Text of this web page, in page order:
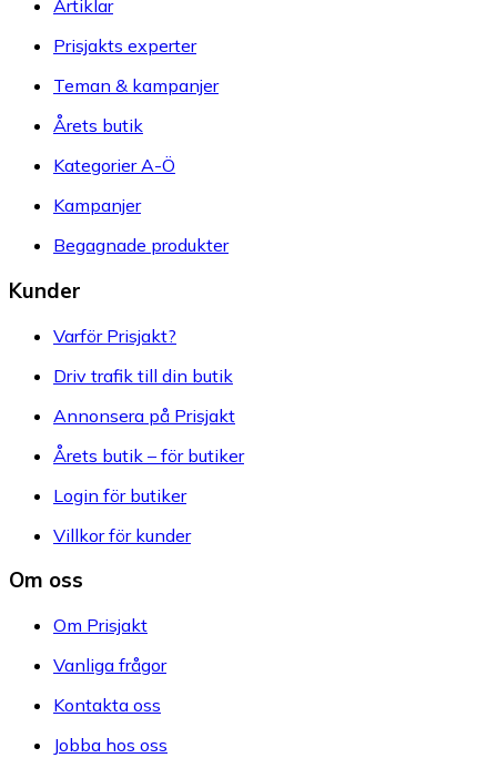
Artiklar
Prisjakts experter
Teman & kampanjer
Årets butik
Kategorier A-Ö
Kampanjer
Begagnade produkter
Kunder
Varför Prisjakt?
Driv trafik till din butik
Annonsera på Prisjakt
Årets butik – för butiker
Login för butiker
Villkor för kunder
Om oss
Om Prisjakt
Vanliga frågor
Kontakta oss
Jobba hos oss